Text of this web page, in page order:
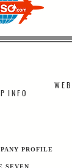
I N F O
W E
PROFILE
SEVEN